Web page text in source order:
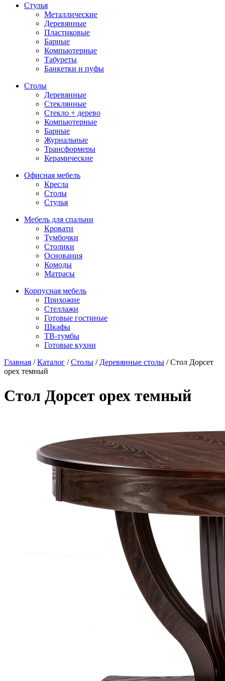
Стулья
Металлические
Деревянные
Пластиковые
Барные
Компьютерные
Табуреты
Банкетки и пуфы
Столы
Деревянные
Стеклянные
Стекло + дерево
Компьютерные
Барные
Журнальные
Трансформеры
Керамические
Офисная мебель
Кресла
Столы
Стулья
Мебель для спальни
Кровати
Тумбочки
Столики
Основания
Комоды
Матрасы
Корпусная мебель
Прихожие
Стеллажи
Готовые гостиные
Шкафы
ТВ-тумбы
Готовые кухни
Главная /Каталог /Столы / Деревянные столы /Стол Дорсет
орех темный
Стол Дорсет орех темный